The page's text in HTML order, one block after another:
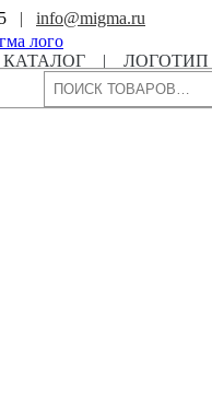
| info@migma.ru
КАТАЛОГ | ЛОГОТИП
Поиск